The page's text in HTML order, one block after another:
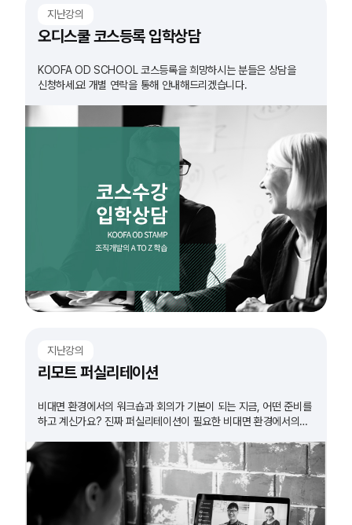
지난강의
오디스쿨 코스등록 입학상담
KOOFA OD SCHOOL 코스등록을 희망하시는 분들은 상담을
신청하세요! 개별 연락을 통해 안내해드리겠습니다.
지난강의
리모트 퍼실리테이션
비대면 환경에서의 워크숍과 회의가 기본이 되는 지금, 어떤 준비를
하고 계신가요? 진짜 퍼실리테이션이 필요한 비대면 환경에서의